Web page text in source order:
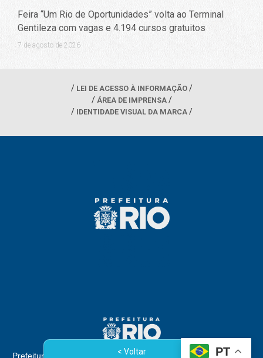
Feira “Um Rio de Oportunidades” volta ao Terminal
Gentileza com vagas e 4.194 cursos gratuitos
7 de agosto de 2026
< Voltar
LEI DE ACESSO À INFORMAÇÃO
ÁREA DE IMPRENSA
IDENTIDADE VISUAL DA MARCA
Prefeitura da Cidade do Rio de Janeiro - Rua Afonso Cavalcanti,
PT